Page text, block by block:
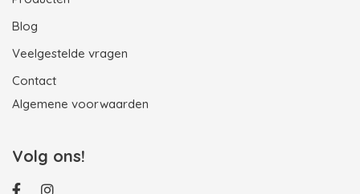
Blog
Veelgestelde vragen
Contact
Algemene voorwaarden
Volg ons!